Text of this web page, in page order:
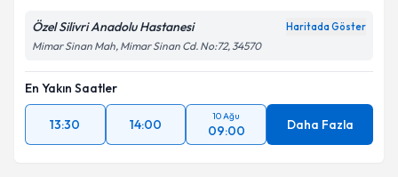
Kişisel verilerimin işlenmesine ilişkin
Aydınlatma
Metni'ni okudum ve kişisel verilerimin belirtilen
kapsamda işlenmesini kabul ediyorum.
Takvim Talebini Gönder
Özel Silivri Anadolu Hastanesi Haritada Göster
Mimar Sinan Mah, Mimar Sinan Cd. No:72, 34570
En Yakın Saatler
13:30 14:00
10 Ağu
09:00 Daha Fazla